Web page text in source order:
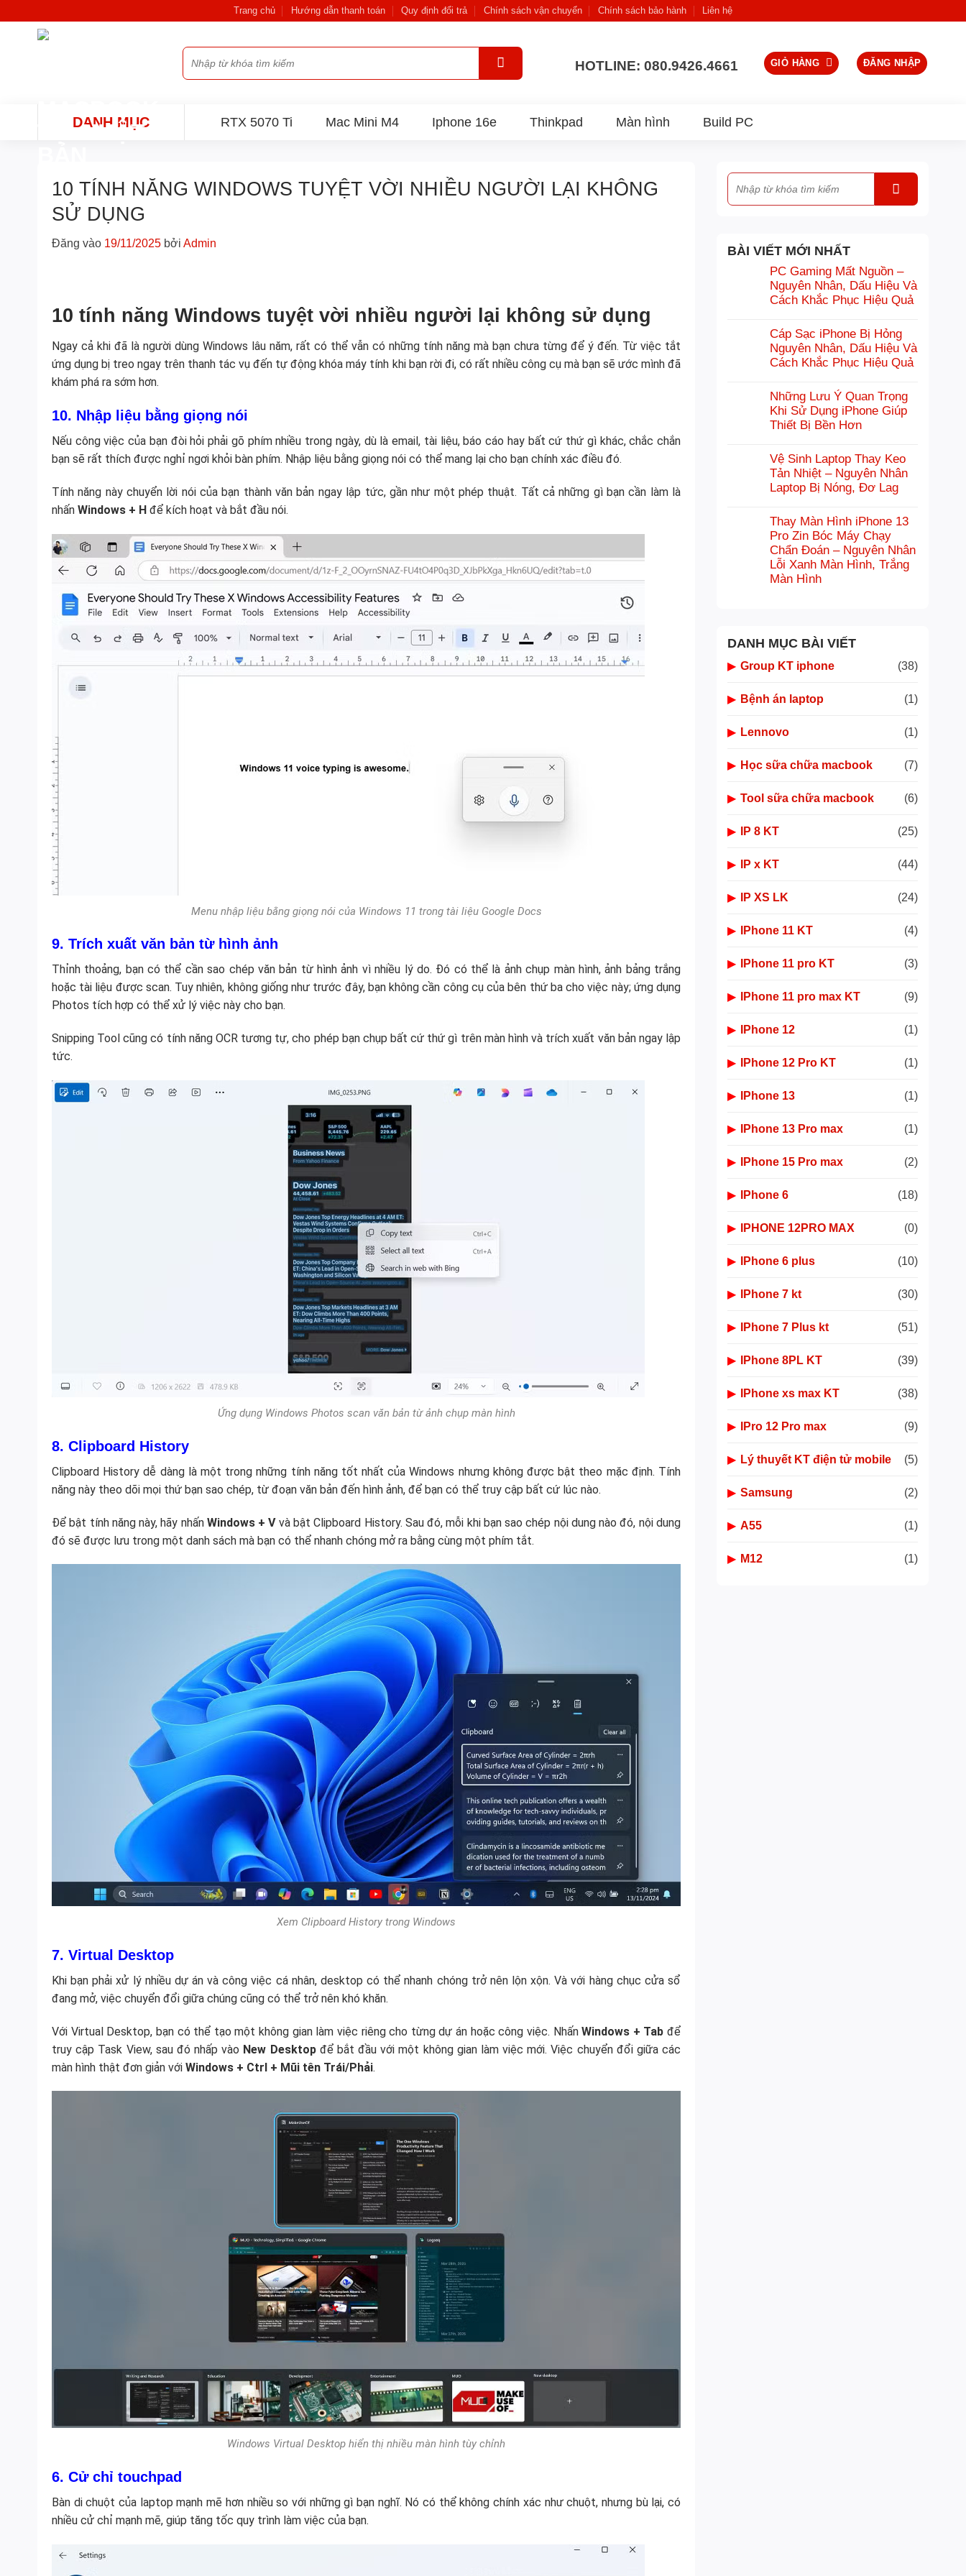
Trang chủ Hướng dẫn thanh toán Quy định đổi trả Chính sách vận chuyển Chính sách bảo hành Liên hệ
Tìm
kiếm:
HOTLINE: 080.9426.4661 GIỎ HÀNG ĐĂNG NHẬP
DANH MỤC RTX 5070 Ti Mac Mini M4 Iphone 16e Thinkpad Màn hình Build PC
10 TÍNH NĂNG WINDOWS TUYỆT VỜI NHIỀU NGƯỜI LẠI KHÔNG
SỬ DỤNG
Đăng vào 19/11/2025 bởi Admin
10 tính năng Windows tuyệt vời nhiều người lại không sử dụng
Ngay cả khi đã là người dùng Windows lâu năm, rất có thể vẫn có những tính năng mà bạn chưa từng để ý đến. Từ việc tắt
ứng dụng bị treo ngay trên thanh tác vụ đến tự động khóa máy tính khi bạn rời đi, có rất nhiều công cụ mà bạn sẽ ước mình đã
khám phá ra sớm hơn.
10. Nhập liệu bằng giọng nói
Nếu công việc của bạn đòi hỏi phải gõ phím nhiều trong ngày, dù là email, tài liệu, báo cáo hay bất cứ thứ gì khác, chắc chắn
bạn sẽ rất thích được nghỉ ngơi khỏi bàn phím. Nhập liệu bằng giọng nói có thể mang lại cho bạn chính xác điều đó.
Tính năng này chuyển lời nói của bạn thành văn bản ngay lập tức, gần như một phép thuật. Tất cả những gì bạn cần làm là
nhấn Windows + H để kích hoạt và bắt đầu nói.
Menu nhập liệu bằng giọng nói của Windows 11 trong tài liệu Google Docs
9. Trích xuất văn bản từ hình ảnh
Thỉnh thoảng, bạn có thể cần sao chép văn bản từ hình ảnh vì nhiều lý do. Đó có thể là ảnh chụp màn hình, ảnh bảng trắng
hoặc tài liệu được scan. Tuy nhiên, không giống như trước đây, bạn không cần công cụ của bên thứ ba cho việc này; ứng dụng
Photos tích hợp có thể xử lý việc này cho bạn.
Snipping Tool cũng có tính năng OCR tương tự, cho phép bạn chụp bất cứ thứ gì trên màn hình và trích xuất văn bản ngay lập
tức.
Ứng dụng Windows Photos scan văn bản từ ảnh chụp màn hình
8. Clipboard History
Clipboard History dễ dàng là một trong những tính năng tốt nhất của Windows nhưng không được bật theo mặc định. Tính
năng này theo dõi mọi thứ bạn sao chép, từ đoạn văn bản đến hình ảnh, để bạn có thể truy cập bất cứ lúc nào.
Để bật tính năng này, hãy nhấn Windows + Vvà bật Clipboard History. Sau đó, mỗi khi bạn sao chép nội dung nào đó, nội dung
đó sẽ được lưu trong một danh sách mà bạn có thể nhanh chóng mở ra bằng cùng một phím tắt.
Xem Clipboard History trong Windows
7. Virtual Desktop
Khi bạn phải xử lý nhiều dự án và công việc cá nhân, desktop có thể nhanh chóng trở nên lộn xộn. Và với hàng chục cửa sổ
đang mở, việc chuyển đổi giữa chúng cũng có thể trở nên khó khăn.
Với Virtual Desktop, bạn có thể tạo một không gian làm việc riêng cho từng dự án hoặc công việc. NhấnWindows + Tab để
truy cập Task View, sau đó nhấp vào New Desktopđể bắt đầu với một không gian làm việc mới. Việc chuyển đổi giữa các
màn hình thật đơn giản với Windows + Ctrl + Mũi tên Trái/Phải.
Windows Virtual Desktop hiển thị nhiều màn hình tùy chỉnh
6. Cử chỉ touchpad
Bàn di chuột của laptop mạnh mẽ hơn nhiều so với những gì bạn nghĩ. Nó có thể không chính xác như chuột, nhưng bù lại, có
nhiều cử chỉ mạnh mẽ, giúp tăng tốc quy trình làm việc của bạn.
BÀI VIẾT MỚI NHẤT
PC Gaming Mất Nguồn –
Nguyên Nhân, Dấu Hiệu Và
Cách Khắc Phục Hiệu Quả
Cáp Sạc iPhone Bị Hỏng
Nguyên Nhân, Dấu Hiệu Và
Cách Khắc Phục Hiệu Quả
Những Lưu Ý Quan Trọng
Khi Sử Dụng iPhone Giúp
Thiết Bị Bền Hơn
Vệ Sinh Laptop Thay Keo
Tản Nhiệt – Nguyên Nhân
Laptop Bị Nóng, Đơ Lag
Thay Màn Hình iPhone 13
Pro Zin Bóc Máy Chạy
Chẩn Đoán – Nguyên Nhân
Lỗi Xanh Màn Hình, Trắng
Màn Hình
DANH MỤC BÀI VIẾT
▶ Group KT iphone (38)
▶ Bệnh án laptop (1)
▶ Lennovo (1)
▶ Học sữa chữa macbook (7)
▶ Tool sữa chữa macbook (6)
▶ IP 8 KT (25)
▶ IP x KT (44)
▶ IP XS LK (24)
▶ IPhone 11 KT (4)
▶ IPhone 11 pro KT (3)
▶ IPhone 11 pro max KT (9)
▶ IPhone 12 (1)
▶ IPhone 12 Pro KT (1)
▶ IPhone 13 (1)
▶ IPhone 13 Pro max (1)
▶ IPhone 15 Pro max (2)
▶ IPhone 6 (18)
▶ IPHONE 12PRO MAX (0)
▶ IPhone 6 plus (10)
▶ IPhone 7 kt (30)
▶ IPhone 7 Plus kt (51)
▶ IPhone 8PL KT (39)
▶ IPhone xs max KT (38)
▶ IPro 12 Pro max (9)
▶ Lý thuyết KT điện tử mobile (5)
▶ Samsung (2)
▶ A55 (1)
▶ M12 (1)